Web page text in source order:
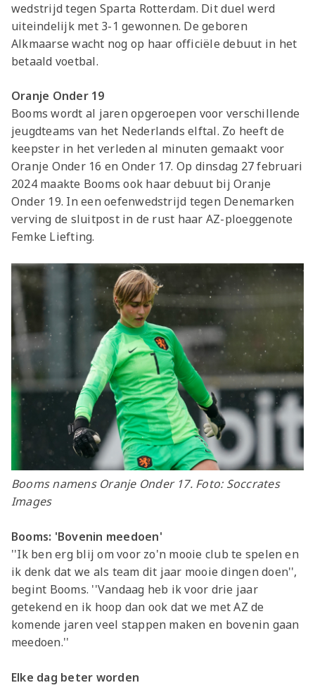
wedstrijd tegen Sparta Rotterdam. Dit duel werd
uiteindelijk met 3-1 gewonnen. De geboren
Alkmaarse wacht nog op haar officiële debuut in het
betaald voetbal.
Oranje Onder 19
Booms wordt al jaren opgeroepen voor verschillende
jeugdteams van het Nederlands elftal. Zo heeft de
keepster in het verleden al minuten gemaakt voor
Oranje Onder 16 en Onder 17. Op dinsdag 27 februari
2024 maakte Booms ook haar debuut bij Oranje
Onder 19. In een oefenwedstrijd tegen Denemarken
verving de sluitpost in de rust haar AZ-ploeggenote
Femke Liefting.
Booms namens Oranje Onder 17. Foto: Soccrates
Images
Booms: 'Bovenin meedoen'
''Ik ben erg blij om voor zo'n mooie club te spelen en
ik denk dat we als team dit jaar mooie dingen doen'',
begint Booms. ''Vandaag heb ik voor drie jaar
getekend en ik hoop dan ook dat we met AZ de
komende jaren veel stappen maken en bovenin gaan
meedoen.''
Elke dag beter worden